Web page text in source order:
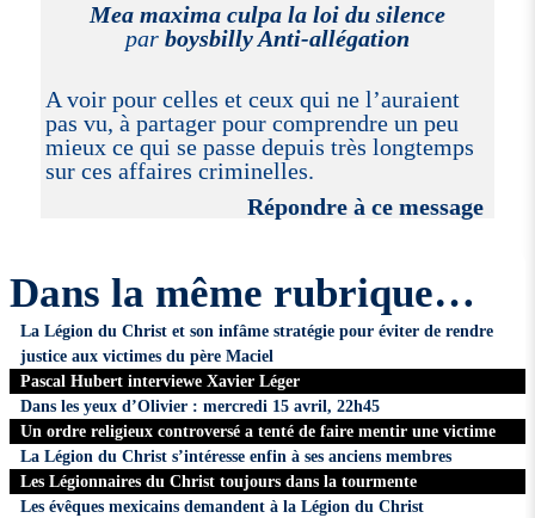
Mea maxima culpa la loi du silence
par boysbilly Anti-allégation
A voir pour celles et ceux qui ne l’auraient
pas vu, à partager pour comprendre un peu
mieux ce qui se passe depuis très longtemps
sur ces affaires criminelles.
Répondre à ce message
Dans la même rubrique…
La Légion du Christ et son infâme stratégie pour éviter de rendre
justice aux victimes du père Maciel
Pascal Hubert interviewe Xavier Léger
Dans les yeux d’Olivier : mercredi 15 avril, 22h45
Un ordre religieux controversé a tenté de faire mentir une victime
La Légion du Christ s’intéresse enfin à ses anciens membres
Les Légionnaires du Christ toujours dans la tourmente
Les évêques mexicains demandent à la Légion du Christ